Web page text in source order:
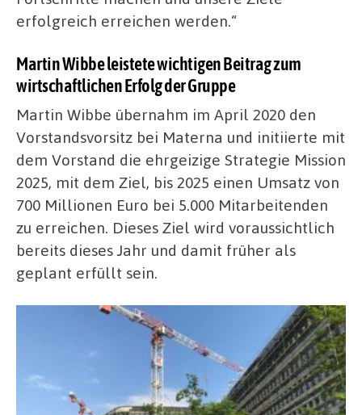
erfolgreich erreichen werden.“
Martin Wibbe leistete wichtigen Beitrag zum
wirtschaftlichen Erfolg der Gruppe
Martin Wibbe übernahm im April 2020 den
Vorstandsvorsitz bei Materna und initiierte mit
dem Vorstand die ehrgeizige Strategie Mission
2025, mit dem Ziel, bis 2025 einen Umsatz von
700 Millionen Euro bei 5.000 Mitarbeitenden
zu erreichen. Dieses Ziel wird voraussichtlich
bereits dieses Jahr und damit früher als
geplant erfüllt sein.